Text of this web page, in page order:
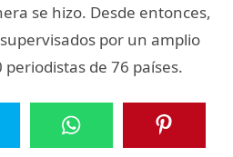
se hizo. Desde entonces,
por un amplio
de 76 países.